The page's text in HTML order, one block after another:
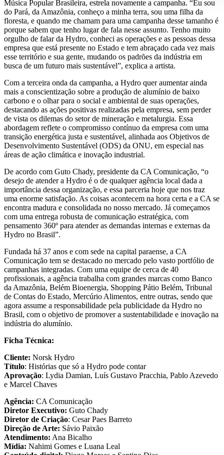
Música Popular Brasileira, estrela novamente a campanha. “Eu sou
do Pará, da Amazônia, conheço a minha terra, sou uma filha da
floresta, e quando me chamam para uma campanha desse tamanho é
porque sabem que tenho lugar de fala nesse assunto. Tenho muito
orgulho de falar da Hydro, conheci as operações e as pessoas dessa
empresa que está presente no Estado e tem abraçado cada vez mais
esse território e sua gente, mudando os padrões da indústria em
busca de um futuro mais sustentável”, explica a artista.
Com a terceira onda da campanha, a Hydro quer aumentar ainda
mais a conscientização sobre a produção de alumínio de baixo
carbono e o olhar para o social e ambiental de suas operações,
destacando as ações positivas realizadas pela empresa, sem perder
de vista os dilemas do setor de mineração e metalurgia. Essa
abordagem reflete o compromisso contínuo da empresa com uma
transição energética justa e sustentável, alinhada aos Objetivos de
Desenvolvimento Sustentável (ODS) da ONU, em especial nas
áreas de ação climática e inovação industrial.
De acordo com Guto Chady, presidente da CA Comunicação, “o
desejo de atender a Hydro é o de qualquer agência local dada a
importância dessa organização, e essa parceria hoje que nos traz
uma enorme satisfação. As coisas acontecem na hora certa e a CA se
encontra madura e consolidada no nosso mercado. Já começamos
com uma entrega robusta de comunicação estratégica, com
pensamento 360º para atender as demandas internas e externas da
Hydro no Brasil”.
Fundada há 37 anos e com sede na capital paraense, a CA
Comunicação tem se destacado no mercado pelo vasto portfólio de
campanhas integradas. Com uma equipe de cerca de 40
profissionais, a agência trabalha com grandes marcas como Banco
da Amazônia, Belém Bioenergia, Shopping Pátio Belém, Tribunal
de Contas do Estado, Mercúrio Alimentos, entre outras, sendo que
agora assume a responsabilidade pela publicidade da Hydro no
Brasil, com o objetivo de promover a sustentabilidade e inovação na
indústria do alumínio.
Ficha Técnica:
Cliente: Norsk Hydro
Título: Histórias que só a Hydro pode contar
Aprovação: Lydia Damian, Luís Gustavo Pracchia, Pablo Azevedo
e Marcel Chaves
Agência: CA Comunicação
Diretor Executivo: Guto Chady
Diretor de Criação: Cesar Paes Barreto
Direção de Arte: Sávio Paixão
Atendimento: Ana Bicalho
Mídia: Nahimi Gomes e Luana Leal